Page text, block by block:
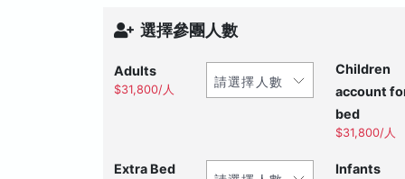
選擇參團人數
Adults
$31,800/人
Children
account
bed
$31,800/人
Extra Bed Infants